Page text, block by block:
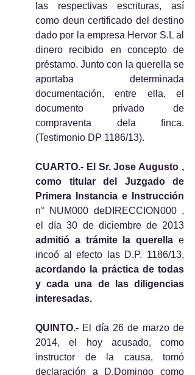
las respectivas escrituras, así
como deun certificado del destino
dado por la empresa Hervor S.L al
dinero recibido en concepto de
préstamo. Junto con la querella se
aportaba determinada
documentación, entre ella, el
documento privado de
compraventa dela finca.
(Testimonio DP 1186/13).
CUARTO.- El Sr. Jose Augusto ,
como titular del Juzgado de
Primera Instancia e Instrucción
n° NUM000 deDIRECCION000 ,
admitió a trámite la querella e
acordando la práctica de todas
y cada una de las diligencias
interesadas.
QUINTO.- El día 26 de marzo de
2014, el hoy acusado, como
instructor de la causa, tomó
declaración a D.Domingo como